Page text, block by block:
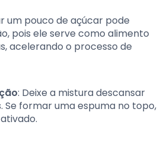
um pouco de açúcar pode
pois ele serve como alimento
acelerando o processo de
: Deixe a mistura descansar
Se formar uma espuma no topo,